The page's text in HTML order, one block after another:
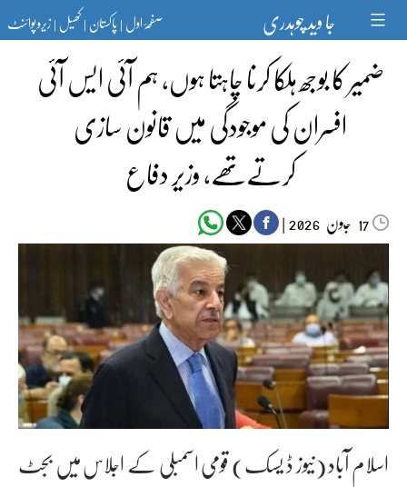
content جا وید چوہدری صفحۂ اول|پاکستان|کھیل|زیرو پوائنٹ
ضمیر کا بوجھ ہلکا کرنا چاہتا ہوں، ہم آئی ایس آئی
افسران کی موجودگی میں قانون سازی
کرتےتھے، وزیر دفاع
17 جون‬‮ |
اسلام آباد (نیوز ڈ یسک) قومی اسمبلی کے اجلاس میں بجٹ